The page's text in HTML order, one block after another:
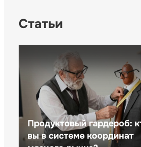
Статьи
Продуктовый гардероб:
вы в системе координат